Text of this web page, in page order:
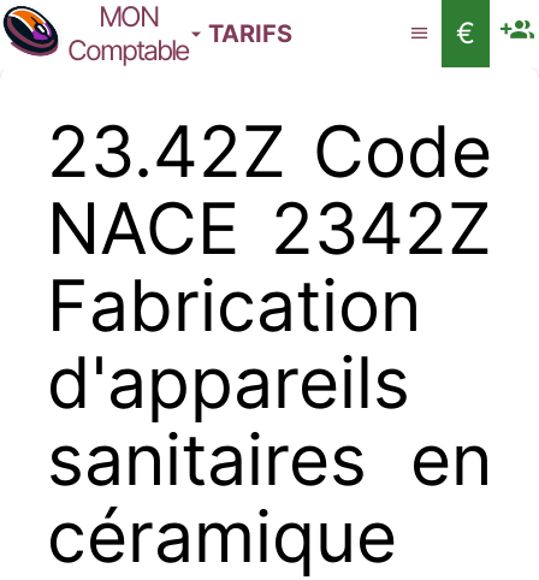
MON
Comptable
TARIFS €
23.42Z Code
NACE 2342Z
Fabrication
d'appareils
sanitaires en
céramique